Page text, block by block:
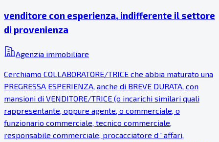
venditore con esperienza, indifferente il settore
di provenienza
Agenzia immobiliare
Cerchiamo COLLABORATORE/TRICE che abbia maturato una
PREGRESSA ESPERIENZA, anche di BREVE DURATA, con
mansioni di VENDITORE/TRICE (o incarichi similari quali
rappresentante, oppure agente, o commerciale, o
funzionario commerciale, tecnico commerciale,
responsabile commerciale, procacciatore d ' affari,